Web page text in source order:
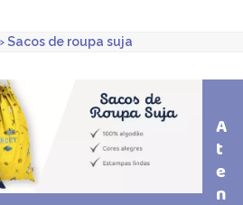
Sacos de roupa suja
A
t
e
n